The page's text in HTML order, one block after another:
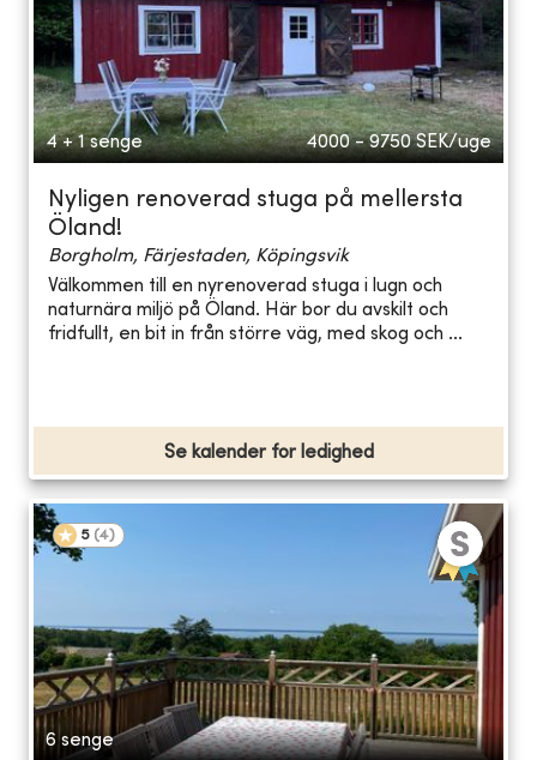
4 + 1 senge 4000 - 9750 SEK/uge
Nyligen renoverad stuga på mellersta
Öland!
Borgholm, Färjestaden, Köpingsvik
Välkommen till en nyrenoverad stuga i lugn och
naturnära miljö på Öland. Här bor du avskilt och
fridfullt, en bit in från större väg, med skog och ...
Se kalender for ledighed
5 (4)
6 senge